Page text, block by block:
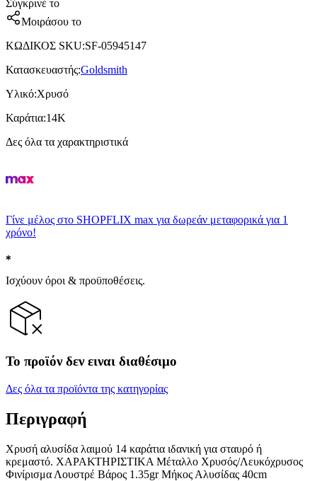
Σύγκρινέ το
Μοιράσου το
ΚΩΔΙΚΟΣ SKU:SF-05945147
Κατασκευαστής:Goldsmith
Υλικό:Χρυσό
Καράτια:14Κ
Δες όλα τα χαρακτηριστικά
Γίνε μέλος στο SHOPFLIX max για δωρεάν μεταφορικά για 1
χρόνο!
Ισχύουν όροι & προϋποθέσεις.
Το προϊόν δεν ειναι διαθέσιμο
Δες όλα τα προϊόντα της κατηγορίας
Περιγραφή
Χρυσή αλυσίδα λαιμού 14 καράτια ιδανική για σταυρό ή
κρεμαστό. ΧΑΡΑΚΤΗΡΙΣΤΙΚΑ Μέταλλο Χρυσός/Λευκόχρυσος
Φινίρισμα Λουστρέ Βάρος 1.35gr Μήκος Αλυσίδας 40cm